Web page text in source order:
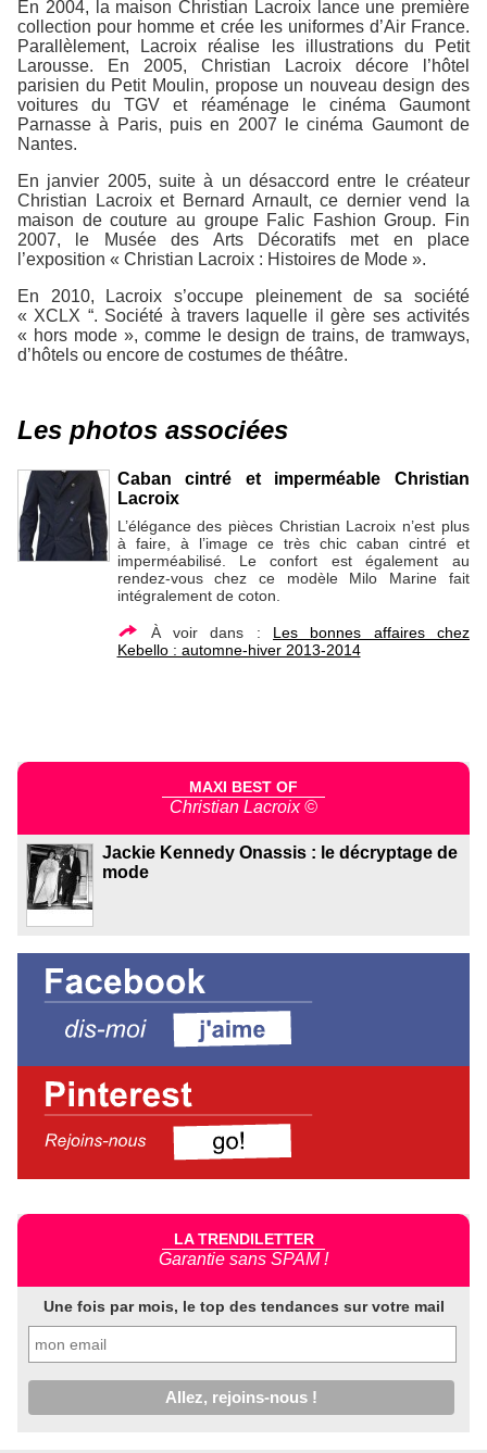
En 2004, la maison Christian Lacroix lance une première
collection pour homme et crée les uniformes d’Air France.
Parallèlement, Lacroix réalise les illustrations du Petit
Larousse. En 2005, Christian Lacroix décore l’hôtel
parisien du Petit Moulin, propose un nouveau design des
voitures du TGV et réaménage le cinéma Gaumont
Parnasse à Paris, puis en 2007 le cinéma Gaumont de
Nantes.
En janvier 2005, suite à un désaccord entre le créateur
Christian Lacroix et Bernard Arnault, ce dernier vend la
maison de couture au groupe Falic Fashion Group. Fin
2007, le Musée des Arts Décoratifs met en place
l’exposition « Christian Lacroix : Histoires de Mode ».
En 2010, Lacroix s’occupe pleinement de sa société
« XCLX “. Société à travers laquelle il gère ses activités
« hors mode », comme le design de trains, de tramways,
d’hôtels ou encore de costumes de théâtre.
Les photos associées
Caban cintré et imperméable Christian
Lacroix
L’élégance des pièces Christian Lacroix n’est plus
à faire, à l’image ce très chic caban cintré et
imperméabilisé. Le confort est également au
rendez-vous chez ce modèle Milo Marine fait
intégralement de coton.
À voir dans : Les bonnes affaires chez
Kebello : automne-hiver 2013-2014
MAXI BEST OF
Christian Lacroix ©
Jackie Kennedy Onassis : le décryptage de
mode
LA TRENDILETTER
Garantie sans SPAM !
Une fois par mois, le top des tendances sur votre mail